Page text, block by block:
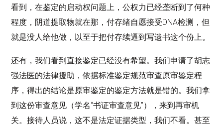
看到，在鉴定的启动权问题上，公权力已经垄断到了何种
程度，阴道提取物就在那，付存绪自愿接受DNA检测，但
就是没人给他做，以至于把付存续逼到写遗书这个份上。
还有，我们看到直接鉴定已经没有希望。我们申请了胡志
强法医的法律援助，依据标准鉴定规范审查原审鉴定程
序，得出的结论是原审鉴定的鉴定方法就是错的。我们拿
到这份审查意见（学名“书证审查意见”），来到再审机
关。接待人员说，这不是法定证据类型，我们不看。甚至